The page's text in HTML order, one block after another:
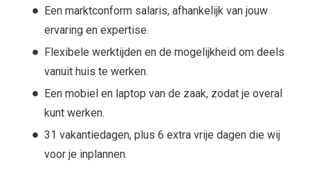
Een marktconform salaris, afhankelijk van jouw
ervaring en expertise.
Flexibele werktijden en de mogelijkheid om deels
vanuit huis te werken.
Een mobiel en laptop van de zaak, zodat je overal
kunt werken.
31 vakantiedagen, plus 6 extra vrije dagen die wij
voor je inplannen.